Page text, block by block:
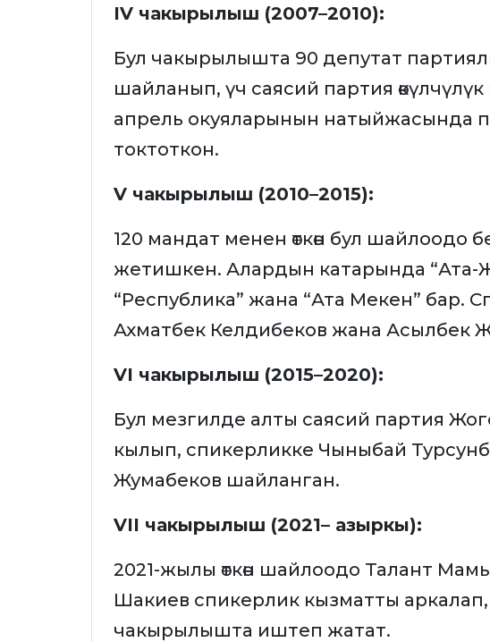
IV чакырылыш (2007–2010):
Бул чакырылышта 90 депутат
шайланып, үч саясий партия
апрель окуяларынын натыйжасында
токтоткон.
V чакырылыш (2010–2015):
120 мандат менен өткөн бул
жетишкен. Алардын катарында “Ата-
“Республика” жана “Ата Мекен” бар.
Ахматбек Келдибеков жана Асылбек
VI чакырылыш (2015–2020):
Бул мезгилде алты саясий партия
кылып, спикерликке Чыныбай
Жумабеков шайланган.
VII чакырылыш (2021– азыркы):
2021-жылы өткөн шайлоодо Талант
Шакиев спикерлик кызматты
чакырылышта иштеп жатат.